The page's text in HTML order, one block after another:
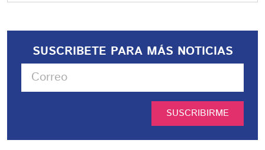
SUSCRIBETE PARA MÁS NOTICIAS
SUSCRIBIRME